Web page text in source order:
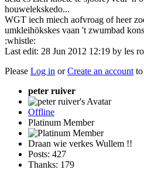
houwelekskedo...
WGT iech miech aofvroag of heer
umkleihökskes vaan 't zwumbad
:whistle:
Last edit: 28 Jun 2012 12:19 by les
Please Log in orCreate an account
peter ruiver
Offline
Platinum Member
Draan wie verkes Wullem !!
Posts: 427
Thanks: 179